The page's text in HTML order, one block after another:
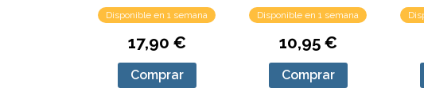
Disponible en 1 semana
17,90 €
Comprar
Disponible en 1 semana
10,95 €
Comprar